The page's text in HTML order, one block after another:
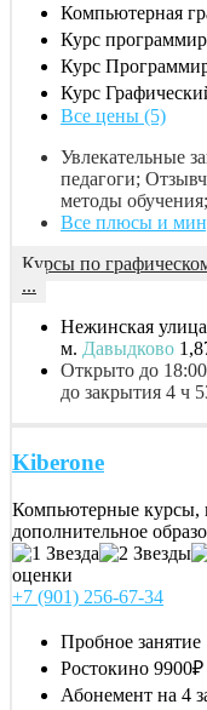
Компьютерная
Курс
Курс
Курс
Все цены (5)
Увлекательные
педагоги;
методы
Все плюсы и
Курсы по
...
Нежинская
м. Давыдково
Открыто до 18:00
до закрытия 4 ч
Kiberone
Компьютерные курсы,
дополнительное
оценки
+7 (901) 256-67-34
Пробное занятие
Ростокино 9900₽
Абонемент на 4